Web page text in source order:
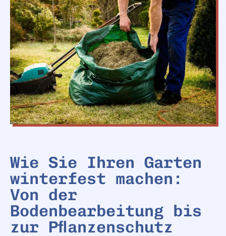
Wie Sie Ihren Garten
winterfest machen:
Von der
Bodenbearbeitung bis
zur Pflanzenschutz